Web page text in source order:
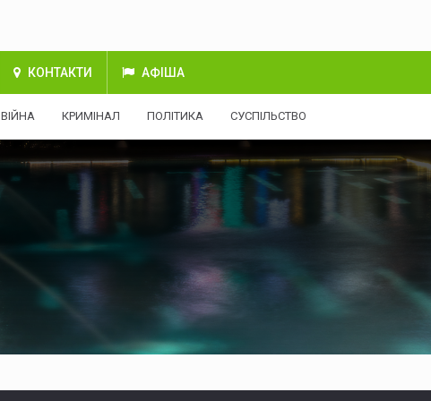
КОНТАКТИ АФІША
ВІЙНА КРИМІНАЛ ПОЛІТИКА СУСПІЛЬСТВО